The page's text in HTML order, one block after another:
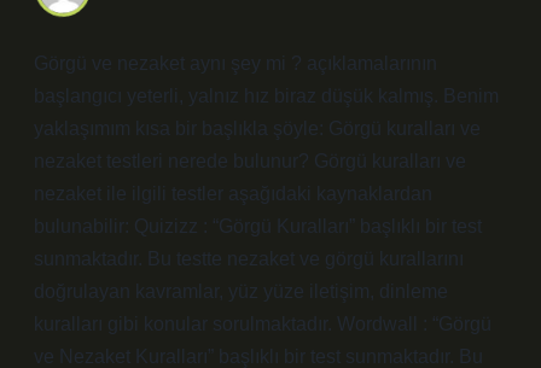
Görgü ve nezaket aynı şey mi ? açıklamalarının
başlangıcı yeterli, yalnız hız biraz düşük kalmış. Benim
yaklaşımım kısa bir başlıkla şöyle: Görgü kuralları ve
nezaket testleri nerede bulunur? Görgü kuralları ve
nezaket ile ilgili testler aşağıdaki kaynaklardan
bulunabilir: Quizizz : “Görgü Kuralları” başlıklı bir test
sunmaktadır. Bu testte nezaket ve görgü kurallarını
doğrulayan kavramlar, yüz yüze iletişim, dinleme
kuralları gibi konular sorulmaktadır. Wordwall : “Görgü
ve Nezaket Kuralları” başlıklı bir test sunmaktadır. Bu